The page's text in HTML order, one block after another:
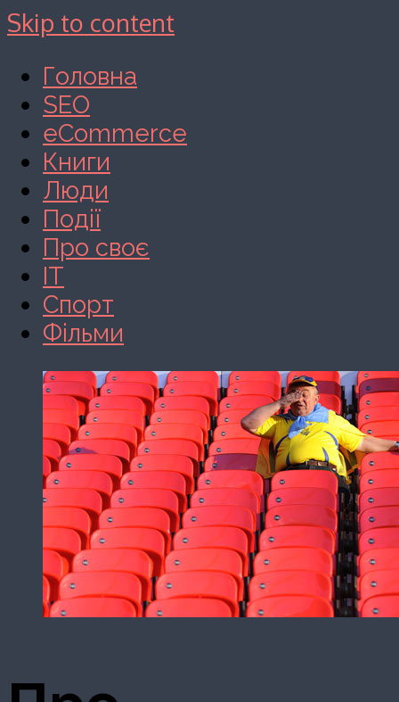
Skip to content
Головна
SEO
eCommerce
Книги
Люди
Події
Про своє
IT
Спорт
Фільми